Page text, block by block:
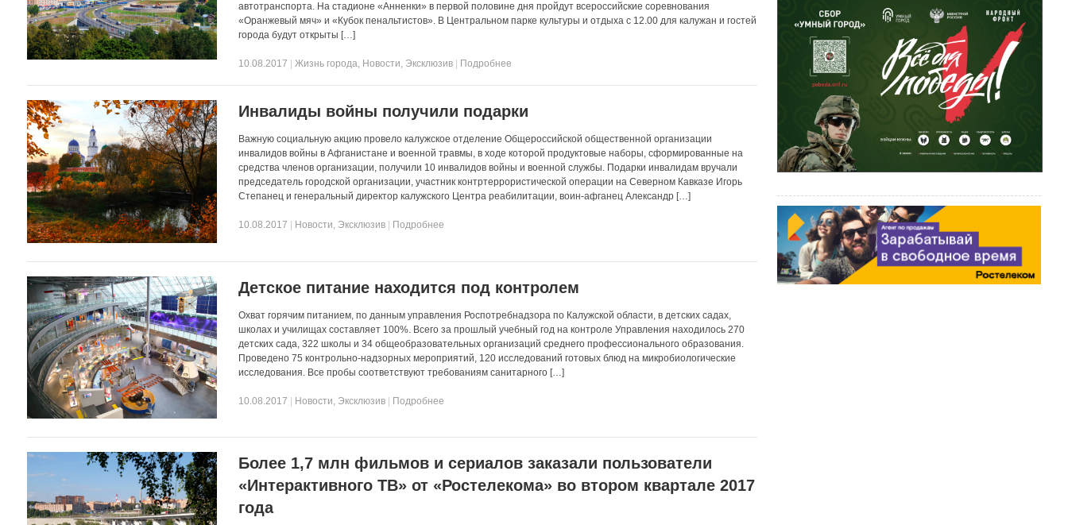
автотранспорта. На стадионе «Анненки» в первой половине дня пройдут всероссийские соревнования
«Оранжевый мяч» и «Кубок пенальтистов». В Центральном парке культуры и отдыха с 12.00 для калужан и гостей
города будут открыты […]
10.08.2017 |Жизнь города, Новости, Эксклюзив Подробнее
Инвалиды войны получили подарки
Важную социальную акцию провело калужское отделение Общероссийской общественной организации
инвалидов войны в Афганистане и военной травмы, в ходе которой продуктовые наборы, сформированные на
средства членов организации, получили 10 инвалидов войны и военной службы. Подарки инвалидам вручали
председатель городской организации, участник контртеррористической операции на Северном Кавказе Игорь
Степанец и генеральный директор калужского Центра реабилитации, воин-афганец Александр […]
10.08.2017 Новости, Эксклюзив Подробнее
Детское питание находится под контролем
Охват горячим питанием, по данным управления Роспотребнадзора по Калужской области, в детских садах,
школах и училищах составляет 100%. Всего за прошлый учебный год на контроле Управления находилось 270
детских сада, 322 школы и 34 общеобразовательных организаций среднего профессионального образования.
Проведено 75 контрольно-надзорных мероприятий, 120 исследований готовых блюд на микробиологические
исследования. Все пробы соответствуют требованиям санитарного […]
10.08.2017 | Новости Эксклюзив | Подробнее
Более 1,7 млн фильмов и сериалов заказали пользователи
«Интерактивного ТВ» от «Ростелекома» во втором квартале 2017
года